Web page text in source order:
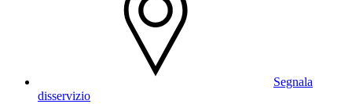
Segnala
disservizio